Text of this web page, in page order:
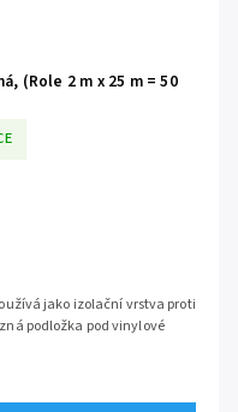
(Role 2 m x 25 m = 50
jako izolační vrstva proti
podložka pod vinylové